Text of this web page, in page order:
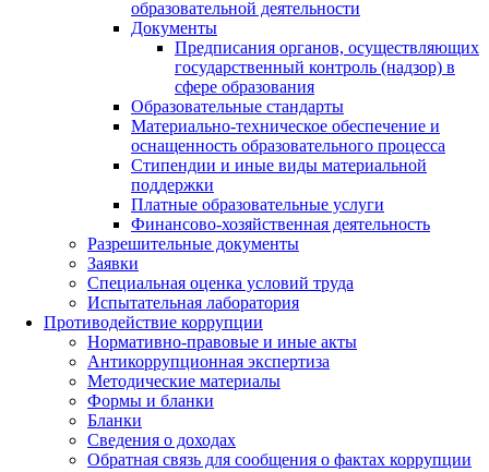
образовательной деятельности
Документы
Предписания органов, осуществляющих
государственный контроль (надзор) в
сфере образования
Образовательные стандарты
Материально-техническое обеспечение и
оснащенность образовательного процесса
Стипендии и иные виды материальной
поддержки
Платные образовательные услуги
Финансово-хозяйственная деятельность
Разрешительные документы
Заявки
Специальная оценка условий труда
Испытательная лаборатория
Противодействие коррупции
Нормативно-правовые и иные акты
Антикоррупционная экспертиза
Методические материалы
Формы и бланки
Бланки
Сведения о доходах
Обратная связь для сообщения о фактах коррупции